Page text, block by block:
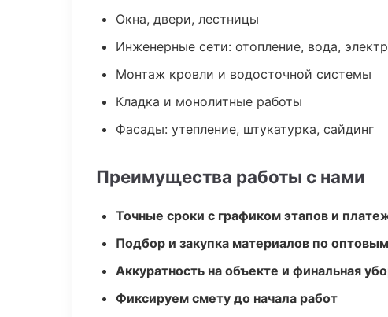
Окна, двери, лестницы
Инженерные сети: отопление, вода,
Монтаж кровли и водосточной системы
Кладка и монолитные работы
Фасады: утепление, штукатурка, сайдинг
Преимущества работы с нами
Точные сроки с графиком этапов и
Подбор и закупка материалов по
Аккуратность на объекте и финальная
Фиксируем смету до начала работ